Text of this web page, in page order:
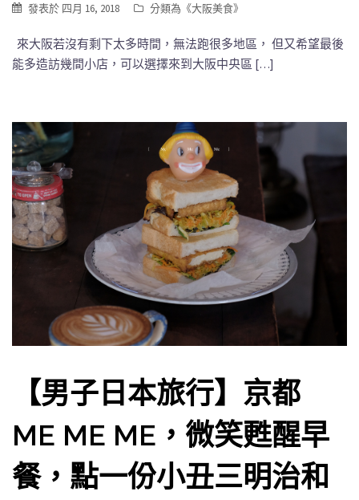
發表於 四月 16, 2018 分類為《大阪美食》
來大阪若沒有剩下太多時間，無法跑很多地區， 但又希望最後
能多造訪幾間小店，可以選擇來到大阪中央區 […]
【男子日本旅行】京都
ME ME ME，微笑甦醒早
餐，點一份小丑三明治和